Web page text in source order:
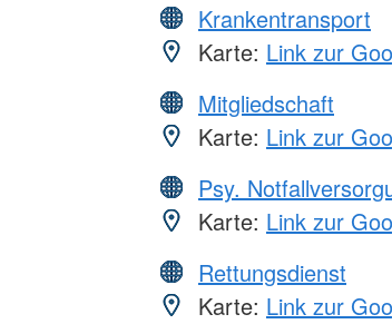
Krankentransport
Karte: Link zur
Mitgliedschaft
Karte: Link zur
Psy.
Karte: Link zur
Rettungsdienst
Karte: Link zur